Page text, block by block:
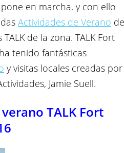
en marcha, y con ello
Actividades de Verano de
de la zona. TALK Fort
tenido fantásticas
y visitas locales creadas por
Jamie Suell.
TALK Fort